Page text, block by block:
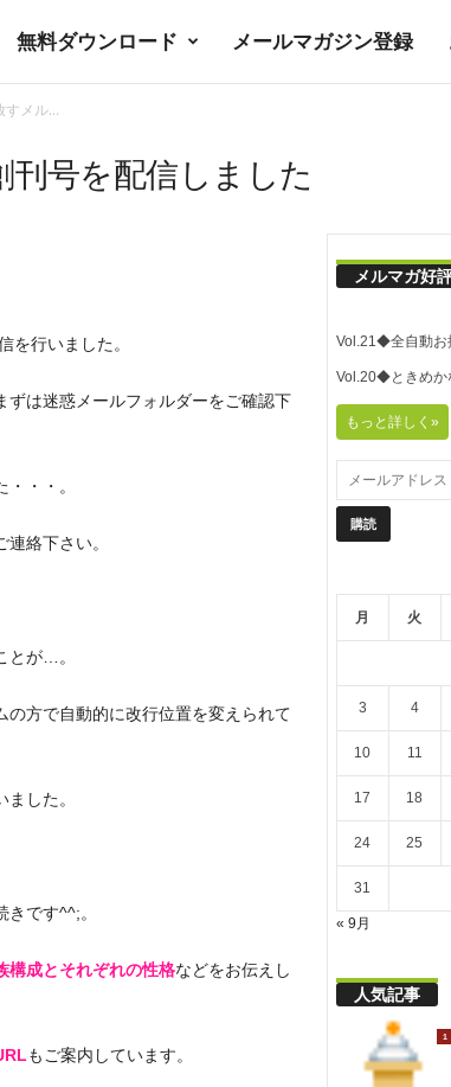
無料ダウンロード メールマガジン登録
すメル...
刊号を配信しました
を行いました。
は迷惑メールフォルダーをご確認下
・・。
絡下さい。
とが…。
方で自動的に改行位置を変えられて
ました。
です^^;。
構成とそれぞれの性格などをお伝えし
もご案内しています。
メルマガ好
Vol.21◆全自動お
Vol.20◆ときめか
もっと詳しく»
月 火
3 4
10 11
17 18
24 25
31
« 9月
人気記事
1